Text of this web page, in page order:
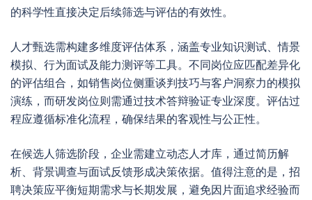
的科学性直接决定后续筛选与评估的有效性。
人才甄选需构建多维度评估体系，涵盖专业知识测试、情景
模拟、行为面试及能力测评等工具。不同岗位应匹配差异化
的评估组合，如销售岗位侧重谈判技巧与客户洞察力的模拟
演练，而研发岗位则需通过技术答辩验证专业深度。评估过
程应遵循标准化流程，确保结果的客观性与公正性。
在候选人筛选阶段，企业需建立动态人才库，通过简历解
析、背景调查与面试反馈形成决策依据。值得注意的是，招
聘决策应平衡短期需求与长期发展，避免因片面追求经验而